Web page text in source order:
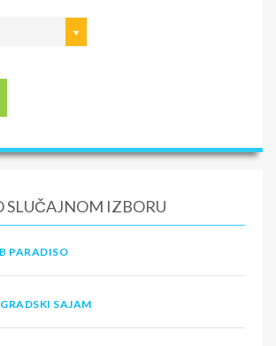
SLUČAJNOM IZBORU
PARADISO
SAJAM